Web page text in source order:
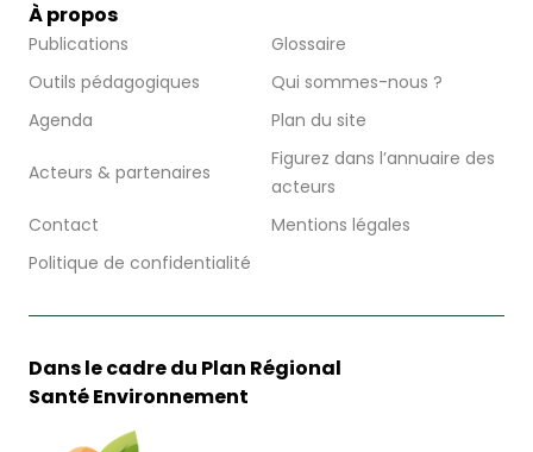
À propos
Publications
Glossaire
Outils pédagogiques
Qui sommes-nous ?
Agenda
Plan du site
Acteurs & partenaires
Figurez dans l’annuaire des
acteurs
Contact
Mentions légales
Politique de confidentialité
Dans le cadre du Plan Régional
Santé Environnement